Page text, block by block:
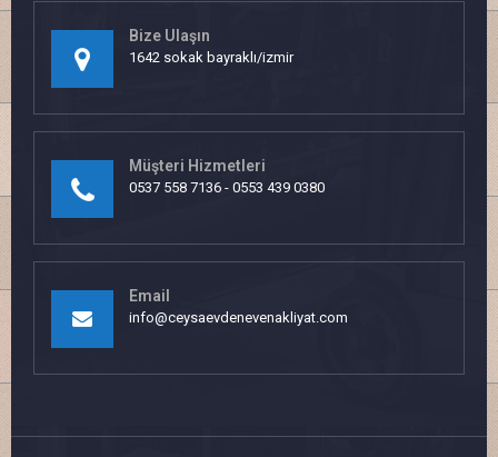
Bize Ulaşın
1642 sokak bayraklı/izmir
Müşteri Hizmetleri
0537 558 7136 - 0553 439 0380
Email
info@ceysaevdenevenakliyat.com